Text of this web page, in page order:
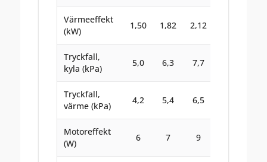
Värmeeffekt
(kW)
1,50 1,82 2,12
Tryckfall,
kyla (kPa)
5,0 6,3 7,7
Tryckfall,
värme (kPa)
4,2 5,4 6,5
Motoreffekt
(W)
6 7 9